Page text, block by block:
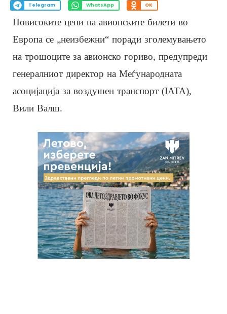
Telegram WhatsApp OK
Повисоките цени на авионските билети во
Европа се „неизбежни“ поради зголемувањето
на трошоците за авионско гориво, предупреди
генералниот директор на Меѓународната
асоцијација за воздушен транспорт (IATA),
Вили Валш.